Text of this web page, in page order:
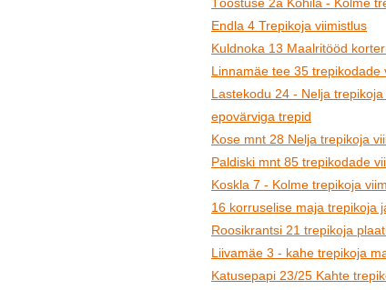
Endla 4 Trepikoja viimistlus
Kuldnoka 13 Maalritööd
Linnamäe tee 35 trepikodade
Lastekodu 24 - Nelja
epovärviga trepid
Kose mnt 28 Nelja trepikoja
Paldiski mnt 85 trepikodade
Koskla 7 - Kolme trepikoja
16 korruselise maja trepikoja
Roosikrantsi 21 trepikoja
Liivamäe 3 - kahe trepikoja
Katusepapi 23/25 Kahte